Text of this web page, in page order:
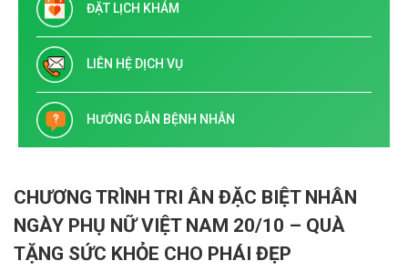
ĐẶT LỊCH KHÁM
LIÊN HỆ DỊCH VỤ
HƯỚNG DẪN BỆNH NHÂN
CHƯƠNG TRÌNH TRI ÂN ĐẶC BIỆT NHÂN
NGÀY PHỤ NỮ VIỆT NAM 20/10 – QUÀ
TẶNG SỨC KHỎE CHO PHÁI ĐẸP